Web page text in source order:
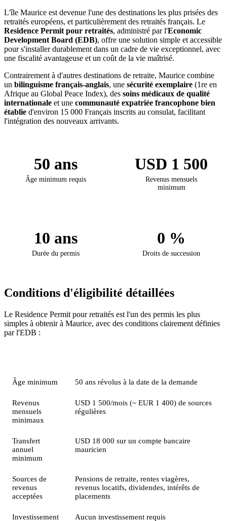
L'île Maurice est devenue l'une des destinations les plus prisées des
retraités européens, et particulièrement des retraités français. Le
Residence Permit pour retraités, administré par l'Economic
Development Board (EDB), offre une solution simple et accessible
pour s'installer durablement dans un cadre de vie exceptionnel, avec
une fiscalité avantageuse et un coût de la vie maîtrisé.
Contrairement à d'autres destinations de retraite, Maurice combine
un bilinguisme français-anglais, une sécurité exemplaire (1re en
Afrique au Global Peace Index), des soins médicaux de qualité
internationale et une communauté expatriée francophone bien
établie d'environ 15 000 Français inscrits au consulat, facilitant
l'intégration des nouveaux arrivants.
50 ans
Âge minimum requis
USD 1 500
Revenus mensuels
minimum
10 ans
Durée du permis
0 %
Droits de succession
Conditions d'éligibilité détaillées
Le Residence Permit pour retraités est l'un des permis les plus
simples à obtenir à Maurice, avec des conditions clairement définies
par l'EDB :
Âge minimum 50 ans révolus à la date de la demande
Revenus
mensuels
minimaux
USD 1 500/mois (~ EUR 1 400) de sources
régulières
Transfert
annuel
minimum
USD 18 000 sur un compte bancaire
mauricien
Sources de
revenus
acceptées
Pensions de retraite, rentes viagères,
revenus locatifs, dividendes, intérêts de
placements
Investissement
Aucun investissement requis